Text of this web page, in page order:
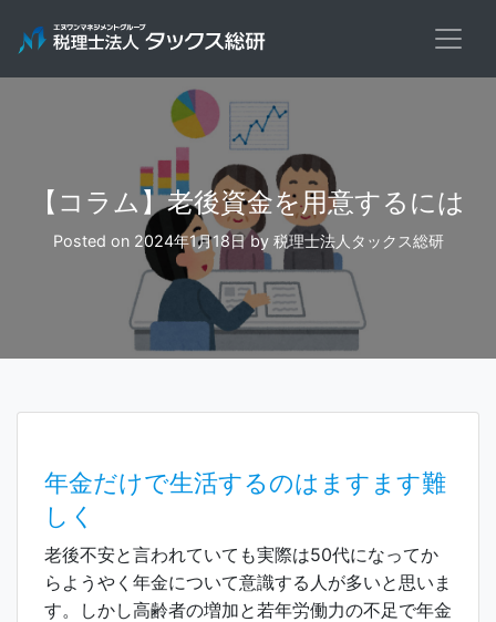
【コラム】老後資金を用意するには
Posted on 2024年1月18日by 税理士法人タックス総研
年金だけで生活するのはますます難
しく
老後不安と言われていても実際は50代になってか
らようやく年金について意識する人が多いと思いま
す。しかし高齢者の増加と若年労働力の不足で年金